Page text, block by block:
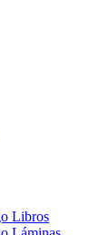
Libros